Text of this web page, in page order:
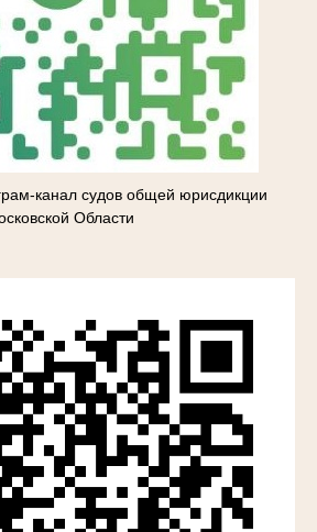
канал судов общей юрисдикции
Области